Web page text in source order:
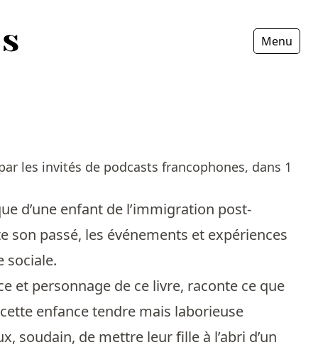
Menu
les invités de podcasts francophones, dans 1
d’une enfant de l’immigration post­
son passé, les événements et expériences
sociale.
et personnage de ce livre, raconte ce que
enfance tendre mais laborieuse
soudain, de mettre leur fille à l’abri d’un